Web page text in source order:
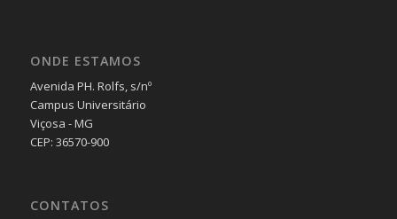
ONDE ESTAMOS
Avenida PH. Rolfs, s/nº
Campus Universitário
Viçosa - MG
CEP: 36570-900
CONTATOS